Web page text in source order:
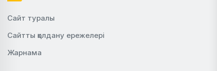
Сайт туралы
Сайтты қолдану ережелері
Жарнама